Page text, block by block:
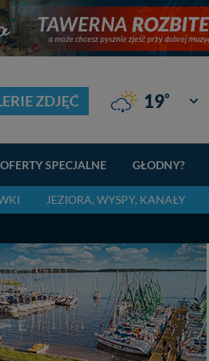
ZDJĘĆ 19°
OFERTY SPECJALNE GŁODNY?
JEZIORA, WYSPY, KANAŁY